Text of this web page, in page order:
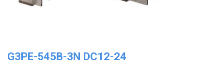
G3PE-545B-3N DC12-24